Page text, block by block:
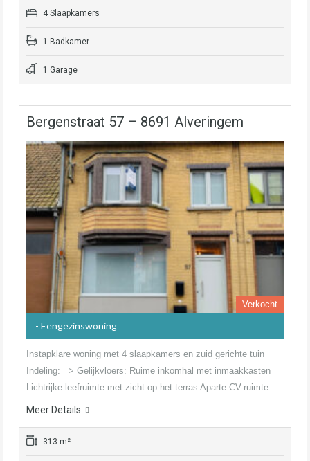
4 Slaapkamers
1 Badkamer
1 Garage
Bergenstraat 57 – 8691 Alveringem
Verkocht
- Eengezinswoning
Instapklare woning met 4 slaapkamers en zuid gerichte tuin
Indeling: => Gelijkvloers: Ruime inkomhal met inmaakkasten
Lichtrijke leefruimte met zicht op het terras Aparte CV-ruimte…
Meer Details
313 m²